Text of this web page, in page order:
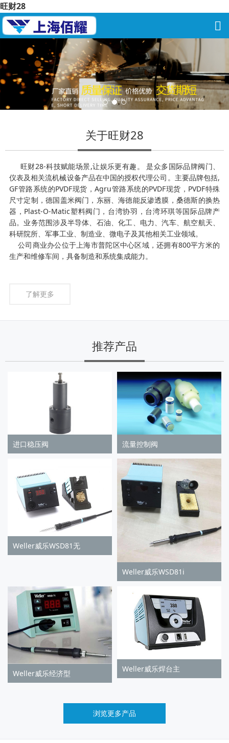
旺财28
关于旺财28
旺财28-科技赋能场景,让娱乐更有趣。 是众多国际品牌阀门、
仪表及相关流机械设备产品在中国的授权代理公司。主要品牌包括,
GF管路系统的PVDF现货，Agru管路系统的PVDF现货，PVDF特殊
尺寸定制，德国盖米阀门，东丽、海德能反渗透膜，桑德斯的换热
器，Plast-O-Matic塑料阀门，台湾协羽，台湾环琪等国际品牌产
品。业务范围涉及半导体、石油、化工、电力、汽车、航空航天、
科研院所、军事工业、制造业、微电子及其他相关工业领域。
公司商业办公位于上海市普陀区中心区域，还拥有800平方米的
生产和维修车间，具备制造和系统集成能力。
了解更多
推荐产品
进口稳压阀 流量控制阀
Weller威乐WSD81无
Weller威乐WSD81i
Weller威乐经济型
Weller威乐焊台主
浏览更多产品